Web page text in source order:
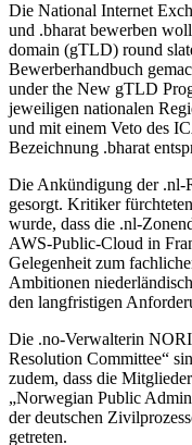
Die National Internet
und .bharat bewerben
domain (gTLD) round
Bewerberhandbuch
under the New gTLD
jeweiligen nationalen
und mit einem Veto des
Bezeichnung .bharat
Die Ankündigung der .nl-
gesorgt. Kritiker
wurde, dass die .nl-
AWS-Public-Cloud in
Gelegenheit zum
Ambitionen
den langfristigen
Die .no-Verwalterin
Resolution Committee“
zudem, dass die
„Norwegian Public
der deutschen
getreten.